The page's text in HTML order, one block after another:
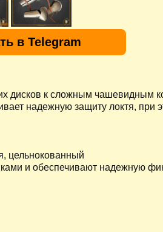
в Telegram
дисков к сложным чашевидным
надежную защиту локтя, при
цельнокованный
и обеспечивают надежную